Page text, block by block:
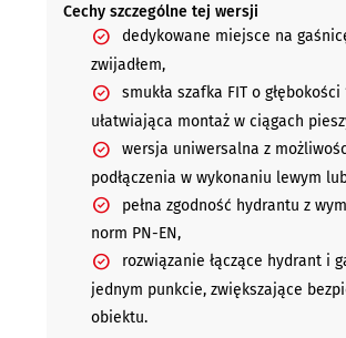
Cechy szczególne tej wersji
dedykowane miejsce na
zwijadłem,
smukła szafka FIT o głębokości
ułatwiająca montaż w ciągach
wersja uniwersalna z
podłączenia w wykonaniu lewym
pełna zgodność hydrantu z
norm PN-EN,
rozwiązanie łączące hydrant i
jednym punkcie, zwiększające
obiektu.